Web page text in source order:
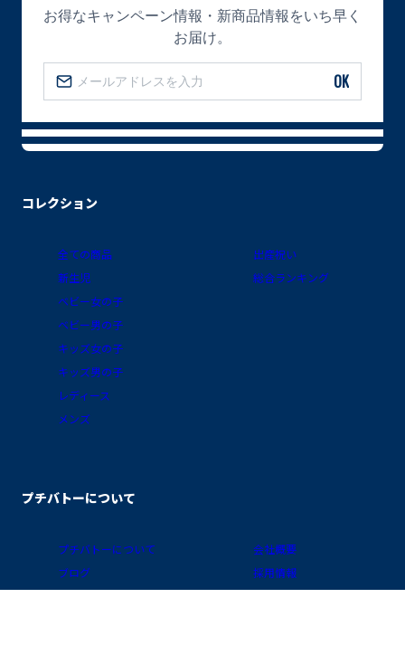
コレクション
全ての商品
新生児
ベビー女の子
ベビー男の子
キッズ女の子
キッズ男の子
レディース
メンズ
出産祝い
総合ランキング
プチバトーについて
プチバトーについて
ブログ
会社概要
採用情報
お得なキャンペーン情報・新商品情報をいち早く
お届け。
OK